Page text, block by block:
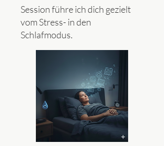
Session führe ich dich gezielt
vom Stress- in den
Schlafmodus.